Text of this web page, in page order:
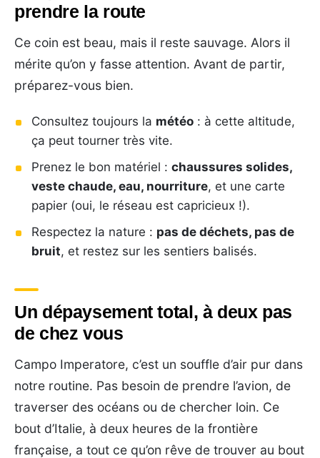
prendre la route
Ce coin est beau, mais il reste sauvage. Alors il
mérite qu’on y fasse attention. Avant de partir,
préparez-vous bien.
Consultez toujours la météo : à cette altitude,
ça peut tourner très vite.
Prenez le bon matériel : chaussures solides,
veste chaude, eau, nourriture, et une carte
papier (oui, le réseau est capricieux !).
Respectez la nature : pas de déchets, pas de
bruit, et restez sur les sentiers balisés.
Un dépaysement total, à deux pas
de chez vous
Campo Imperatore, c’est un souffle d’air pur dans
notre routine. Pas besoin de prendre l’avion, de
traverser des océans ou de chercher loin. Ce
bout d’Italie, à deux heures de la frontière
française, a tout ce qu’on rêve de trouver au bout